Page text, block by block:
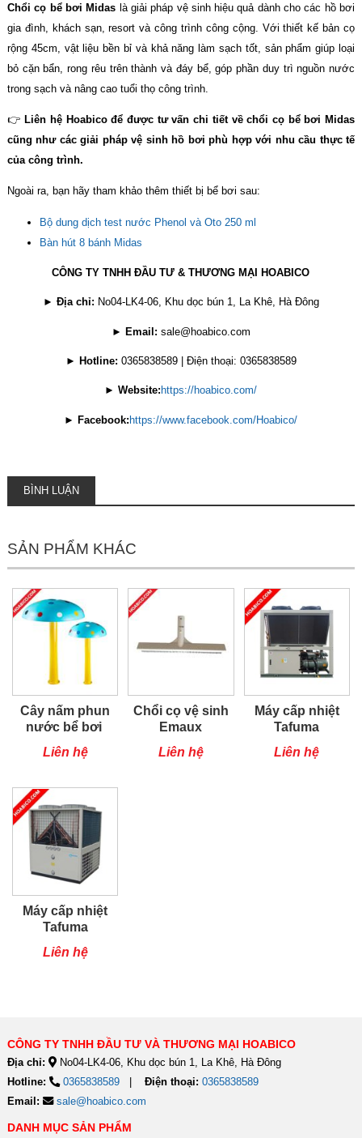
Chổi cọ bể bơi Midas là giải pháp vệ sinh hiệu quả dành cho các hồ bơi
gia đình, khách sạn, resort và công trình công cộng. Với thiết kế bản cọ
rộng 45cm, vật liệu bền bỉ và khả năng làm sạch tốt, sản phẩm giúp loại
bỏ cặn bẩn, rong rêu trên thành và đáy bể, góp phần duy trì nguồn nước
trong sạch và nâng cao tuổi thọ công trình.
👉 Liên hệ Hoabico để được tư vấn chi tiết về chổi cọ bể bơi Midas
cũng như các giải pháp vệ sinh hồ bơi phù hợp với nhu cầu thực tế
của công trình.
Ngoài ra, bạn hãy tham khảo thêm thiết bị bể bơi sau:
Bộ dung dịch test nước Phenol và Oto 250 ml
Bàn hút 8 bánh Midas
CÔNG TY TNHH ĐẦU TƯ & THƯƠNG MẠI HOABICO
► Địa chỉ: No04-LK4-06, Khu dọc bún 1, La Khê, Hà Đông
► Email: sale@hoabico.com
► Hotline: 0365838589 | Điện thoại: 0365838589
►Website: https://hoabico.com/
►Facebook:https://www.facebook.com/Hoabico/
BÌNH LUẬN
SẢN PHẨM KHÁC
Cây nấm phun
nước bể bơi
Liên hệ
Chổi cọ vệ sinh
Emaux
Liên hệ
Máy cấp nhiệt
Tafuma
TSQ100RP
Liên hệ
Máy cấp nhiệt
Tafuma
TSQ80RP
Liên hệ
CÔNG TY TNHH ĐẦU TƯ VÀ THƯƠNG MẠI HOABICO
Địa chỉ:
No04-LK4-06, Khu dọc bún 1, La Khê, Hà Đông
Hotline:
0365838589 Điện thoại: 0365838589
Email:
sale@hoabico.com
DANH MỤC SẢN PHẨM